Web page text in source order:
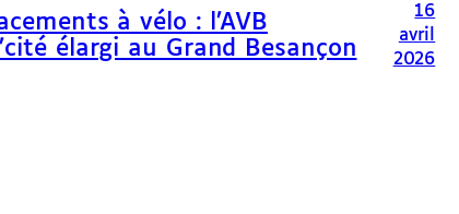
à vélo : l’AVB
élargi au Grand Besançon
16
avril
2026